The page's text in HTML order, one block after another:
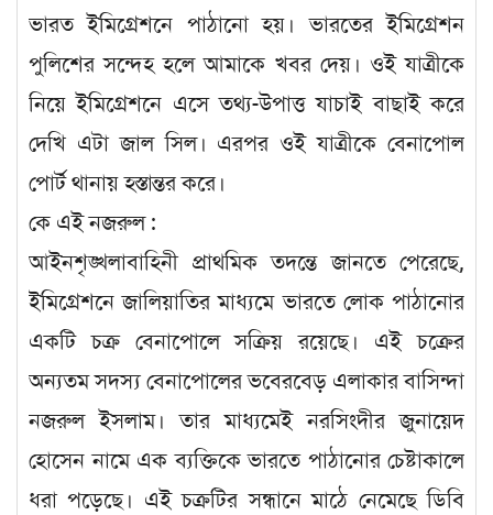
ভারত ইমিগ্রেশনে পাঠানো হয়। ভারতের ইমিগ্রেশন
পুলিশের সন্দেহ হলে আমাকে খবর দেয়। ওই যাত্রীকে
নিয়ে ইমিগ্রেশনে এসে তথ্য-উপাত্ত যাচাই বাছাই করে
দেখি এটা জাল সিল। এরপর ওই যাত্রীকে বেনাপোল
পোর্ট থানায় হস্তান্তর করে।
কে এই নজরুল :
আইনশৃঙ্খলাবাহিনী প্রাথমিক তদন্তে জানতে পেরেছে,
ইমিগ্রেশনে জালিয়াতির মাধ্যমে ভারতে লোক পাঠানোর
একটি চক্র বেনাপোলে সক্রিয় রয়েছে। এই চক্রের
অন্যতম সদস্য বেনাপোলের ভবেরবেড় এলাকার বাসিন্দা
নজরুল ইসলাম। তার মাধ্যমেই নরসিংদীর জুনায়েদ
হোসেন নামে এক ব্যক্তিকে ভারতে পাঠানোর চেষ্টাকালে
ধরা পড়েছে। এই চক্রটির সন্ধানে মাঠে নেমেছে ডিবি